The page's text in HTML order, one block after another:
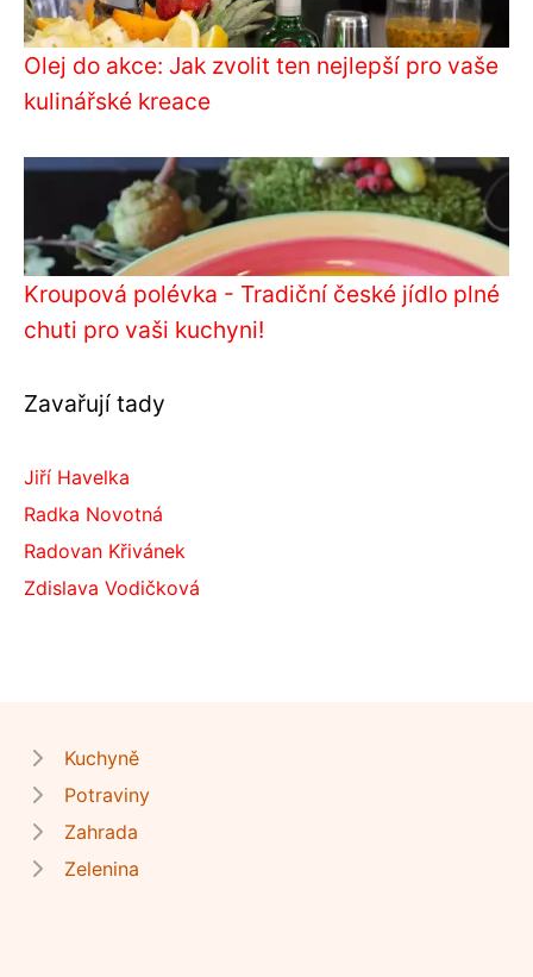
Olej do akce: Jak zvolit ten nejlepší pro vaše
kulinářské kreace
Kroupová polévka - Tradiční české jídlo plné
chuti pro vaši kuchyni!
Zavařují tady
Jiří Havelka
Radka Novotná
Radovan Křivánek
Zdislava Vodičková
Kuchyně
Potraviny
Zahrada
Zelenina